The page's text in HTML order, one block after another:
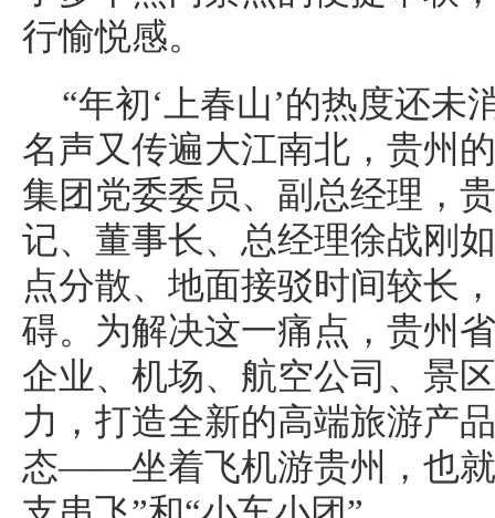
行愉悦感。
“年初‘上春山’的热度还未
名声又传遍大江南北，贵州
集团党委委员、副总经理，
记、董事长、总经理徐战刚
点分散、地面接驳时间较长
碍。为解决这一痛点，贵州
企业、机场、航空公司、景
力，打造全新的高端旅游产
态——坐着飞机游贵州，也